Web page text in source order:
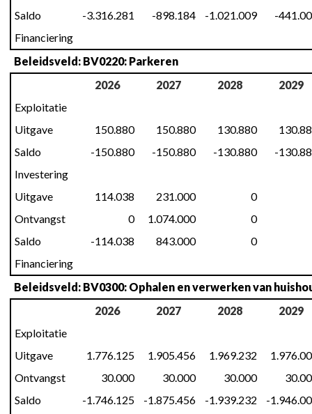
Saldo
-3.316.281 -898.184 -1.021.009
-
Financiering
Beleidsveld: BV0220: Parkeren
2026
2027 2028
2029
Exploitatie
Uitgave
150.880 150.880 130.880
Saldo
-150.880 -150.880 -130.880
-
Investering
Uitgave
114.038 231.000
0
Ontvangst
0 1.074.000
0
Saldo
-114.038 843.000
0
Financiering
Beleidsveld: BV0300: Ophalen en verwerken van
2026
2027 2028
2029
Exploitatie
Uitgave
1.776.125 1.905.456 1.969.232
Ontvangst
30.000 30.000 30.000
Saldo
-1.746.125 -1.875.456 -1.939.232
-